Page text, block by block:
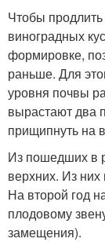
Чтобы
виноградных
формировке,
раньше. Для
уровня почвы
вырастают два
прищипнуть на
Из пошедших в
верхних. Из
На второй год
плодовому
замещения).